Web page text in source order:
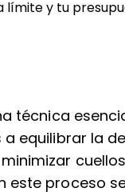
y tu
técnica
equilibrar la
este proceso